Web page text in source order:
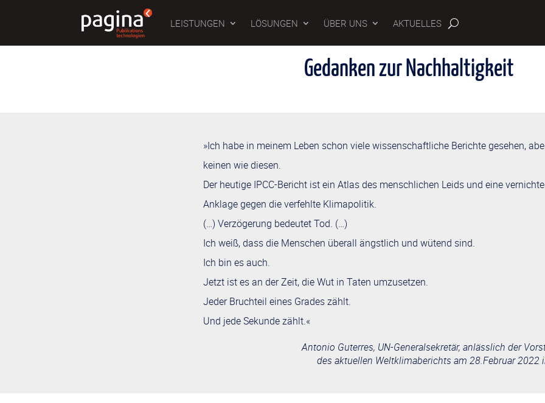
LEISTUNGEN LÖSUNGEN ÜBER UNS AKTUELLES
Gedanken zur Nachhaltigkeit
»Ich habe in meinem Leben schon viele wissenschaftliche Berichte gesehen,
keinen wie diesen.
Der heutige IPCC-Bericht ist ein Atlas des menschlichen Leids und eine
Anklage gegen die verfehlte Klimapolitik.
(…) Verzögerung bedeutet Tod. (…)
Ich weiß, dass die Menschen überall ängstlich und wütend sind.
Ich bin es auch.
Jetzt ist es an der Zeit, die Wut in Taten umzusetzen.
Jeder Bruchteil eines Grades zählt.
Und jede Sekunde zählt.«
Antonio Guterres, UN-Generalsekretär, anlässlich der
des aktuellen Weltklimaberichts am 28.Februar 2022